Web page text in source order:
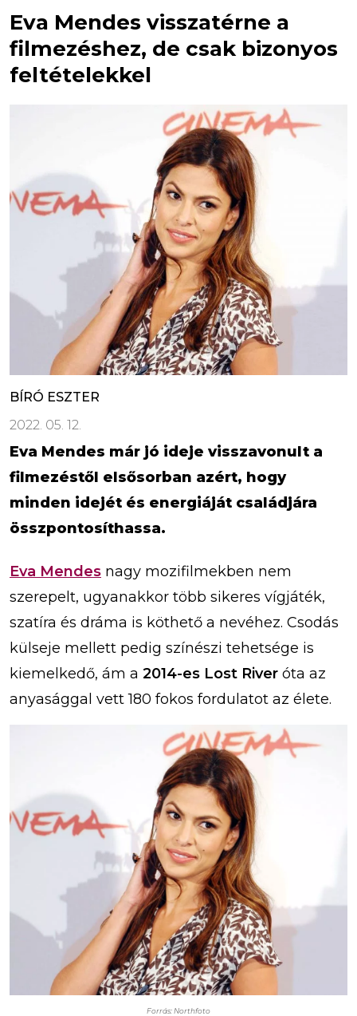
Eva Mendes visszatérne a
filmezéshez, de csak bizonyos
feltételekkel
BÍRÓ ESZTER
2022. 05. 12.
Eva Mendes már jó ideje visszavonult a
filmezéstől elsősorban azért, hogy
minden idejét és energiáját családjára
összpontosíthassa.
Eva Mendes nagy mozifilmekben nem
szerepelt, ugyanakkor több sikeres vígjáték,
szatíra és dráma is köthető a nevéhez. Csodás
külseje mellett pedig színészi tehetsége is
kiemelkedő, ám a 2014-es Lost River óta az
anyasággal vett 180 fokos fordulatot az élete.
Forrás: Northfoto